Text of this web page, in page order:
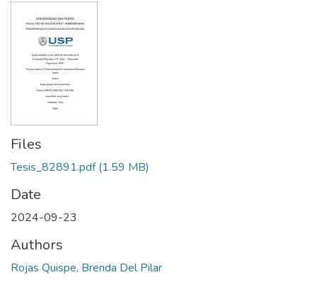
Files
Tesis_82891.pdf(1.59 MB)
Date
2024-09-23
Authors
Rojas Quispe, Brenda Del Pilar